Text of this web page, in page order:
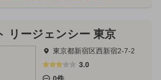
リージェンシー 東京
東京都新宿区西新宿2-7-2
3.0